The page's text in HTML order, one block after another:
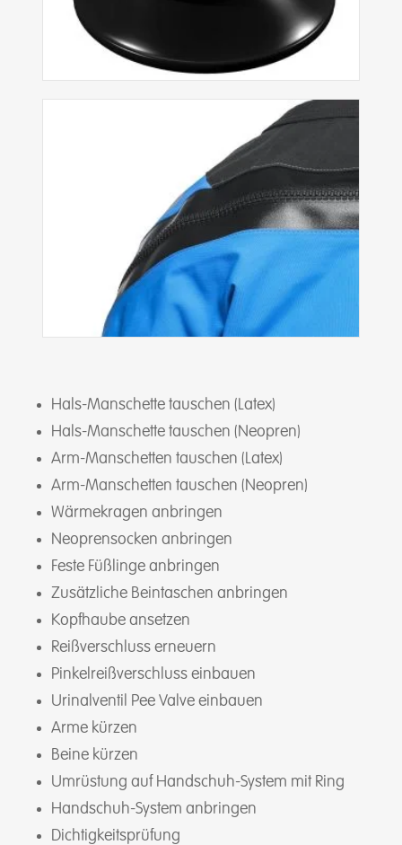
Hals-Manschette tauschen (Latex)
Hals-Manschette tauschen (Neopren)
Arm-Manschetten tauschen (Latex)
Arm-Manschetten tauschen (Neopren)
Wärmekragen anbringen
Neoprensocken anbringen
Feste Füßlinge anbringen
Zusätzliche Beintaschen anbringen
Kopfhaube ansetzen
Reißverschluss erneuern
Pinkelreißverschluss einbauen
Urinalventil Pee Valve einbauen
Arme kürzen
Beine kürzen
Umrüstung auf Handschuh-System mit Ring
Handschuh-System anbringen
Dichtigkeitsprüfung